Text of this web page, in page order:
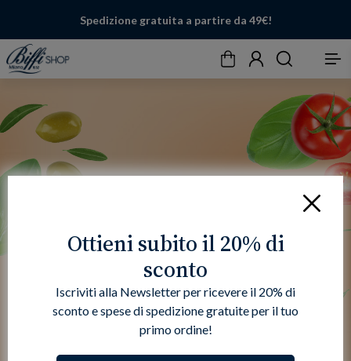
Spedizione gratuita a partire da 49€!
CarrelloAccountCerca Menu
Chiudi
Ottieni subito il 20% di
sconto
Iscriviti alla Newsletter per ricevere il 20% di
sconto e spese di spedizione gratuite per il tuo
primo ordine!